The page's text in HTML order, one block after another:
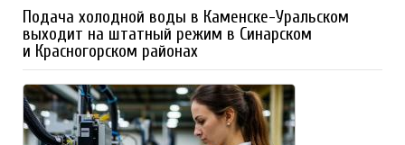
Подача холодной воды в Каменске-Уральском
выходит на штатный режим в Синарском
и Красногорском районах